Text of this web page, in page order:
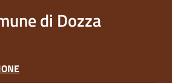
di Dozza